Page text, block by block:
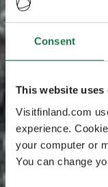
Consent
This website uses
Visitfinland.com
experience.
your computer or
You can change